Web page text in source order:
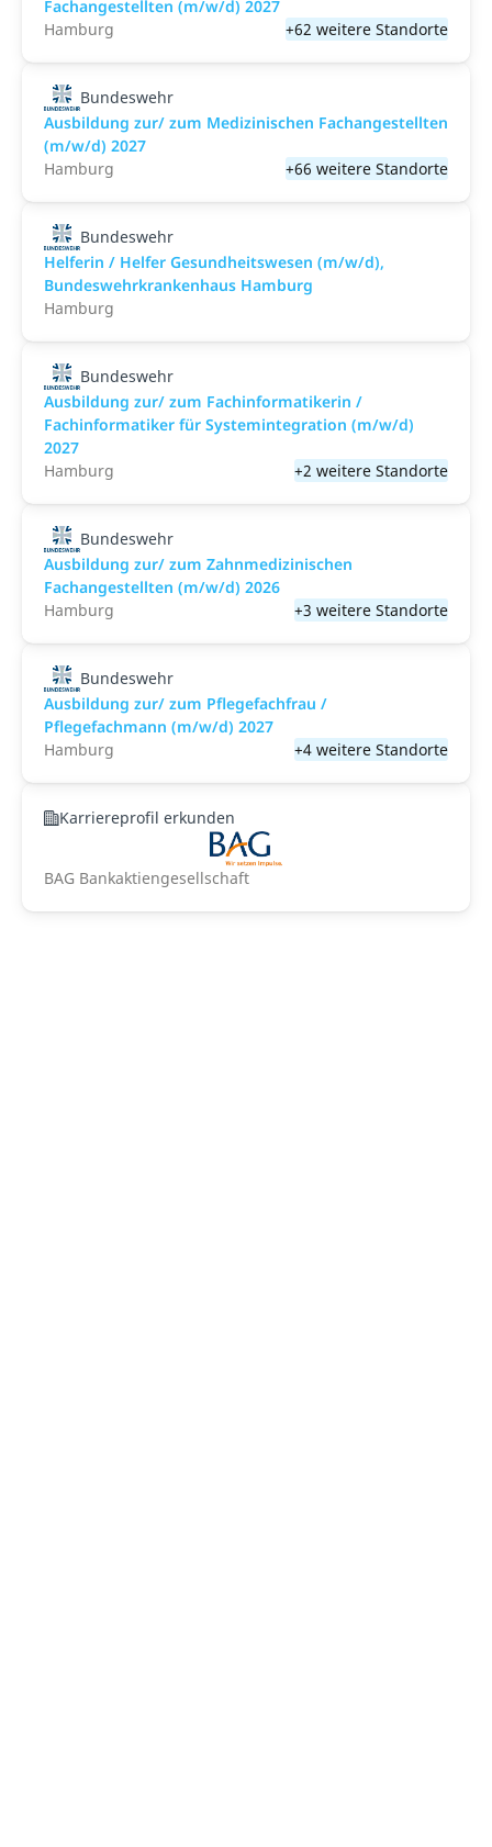
Fachangestellten (m/w/d) 2027
Hamburg
+62 weitere Standorte
Bundeswehr
Ausbildung zur/ zum Medizinischen Fachangestellten
(m/w/d) 2027
Hamburg
+66 weitere Standorte
Bundeswehr
Helferin / Helfer Gesundheitswesen (m/w/d),
Bundeswehrkrankenhaus Hamburg
Hamburg
Bundeswehr
Ausbildung zur/ zum Fachinformatikerin /
Fachinformatiker für Systemintegration (m/w/d)
2027
Hamburg
+2 weitere Standorte
Bundeswehr
Ausbildung zur/ zum Zahnmedizinischen
Fachangestellten (m/w/d) 2026
Hamburg
+3 weitere Standorte
Bundeswehr
Ausbildung zur/ zum Pflegefachfrau /
Pflegefachmann (m/w/d) 2027
Hamburg
+4 weitere Standorte
Karriereprofil erkunden
BAG Bankaktiengesellschaft